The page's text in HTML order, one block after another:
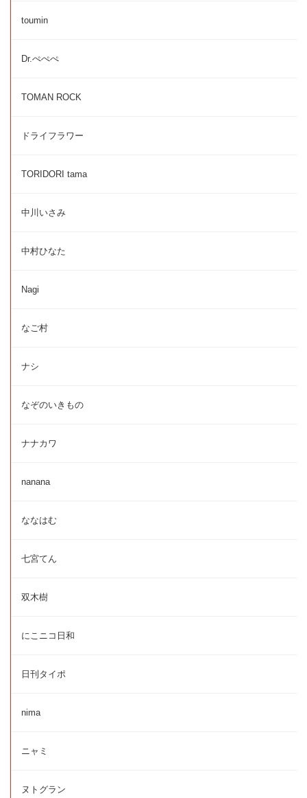
toumin
Dr.ぺぺぺ
TOMAN ROCK
ドライフラワー
TORIDORI tama
中川いさみ
中村ひなた
Nagi
なご村
ナシ
なぞのいきもの
ナナカワ
nanana
ななはむ
七宮てん
双木樹
にこニコ日和
日刊タイポ
nima
ニャミ
ヌトグラン